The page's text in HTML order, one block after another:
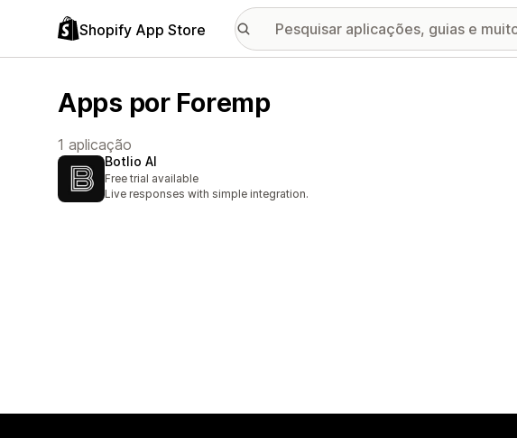
Shopify App Store
Apps por Foremp
1 aplicação
Botlio AI
Free trial available
Live responses with simple integration.